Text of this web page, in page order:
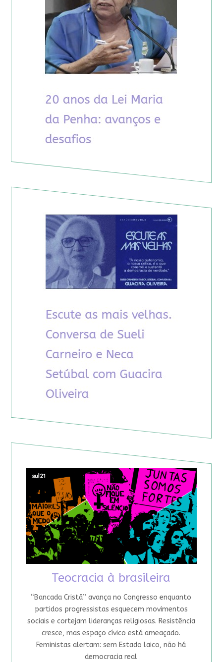
Teocracia à brasileira
“Bancada Cristã” avança no Congresso enquanto
partidos progressistas esquecem movimentos
sociais e cortejam lideranças religiosas. Resistência
cresce, mas espaço cívico está ameaçado.
Feministas alertam: sem Estado laico, não há
democracia real